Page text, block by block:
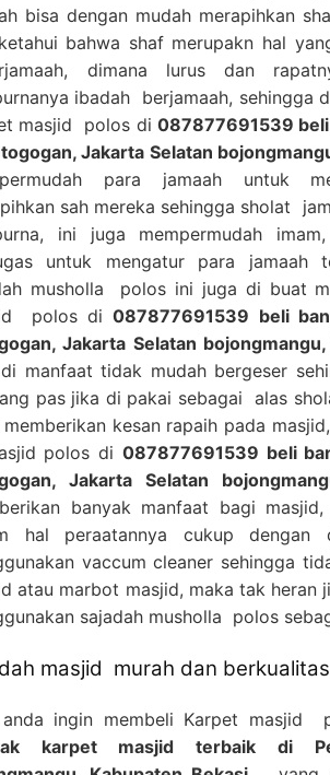
bisa dengan mudah merapihkan
bahwa shaf merupakn hal
dimana lurus dan
ibadah berjamaah, sehingga
masjid polos di 087877691539
Jakarta Selatan
para jamaah untuk
sah mereka sehingga sholat
ini juga mempermudah
untuk mengatur para jamaah
musholla polos ini juga di buat
polos di087877691539 beli
Jakarta Selatan
manfaat tidak mudah bergeser
pas jika di pakai sebagai alas
kesan rapaih pada
polos di 087877691539 beli
Jakarta Selatan
banyak manfaat bagi
hal peraatannya cukup dengan
vaccum cleaner sehingga
atau marbot masjid, maka tak heran
sajadah musholla polos
masjid murah dan
ingin membeli Karpet masjid
karpet masjid terbaik di